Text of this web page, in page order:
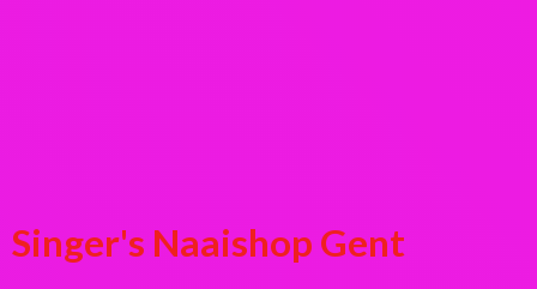
Singer's Naaishop Gent